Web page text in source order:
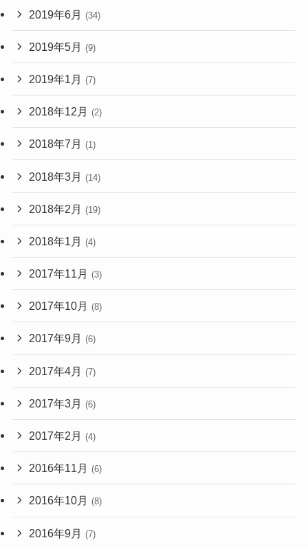
2019年6月 (34)
2019年5月 (9)
2019年1月 (7)
2018年12月 (2)
2018年7月 (1)
2018年3月 (14)
2018年2月 (19)
2018年1月 (4)
2017年11月 (3)
2017年10月 (8)
2017年9月 (6)
2017年4月 (7)
2017年3月 (6)
2017年2月 (4)
2016年11月 (6)
2016年10月 (8)
2016年9月 (7)